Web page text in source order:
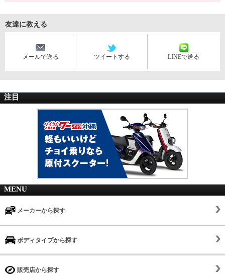
友達に教える
メールで送る ツイートする LINEで送る
注目
MENU
メーカーから探す
ボディタイプから探す
販売店から探す